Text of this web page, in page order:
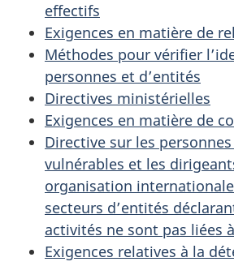
effectifs
Exigences en matière de
Méthodes pour vérifier
personnes et d’entités
Directives ministérielles
Exigences en matière de
Directive sur les
vulnérables et les
organisation
secteurs d’entités
activités ne sont pas liées
Exigences relatives à la